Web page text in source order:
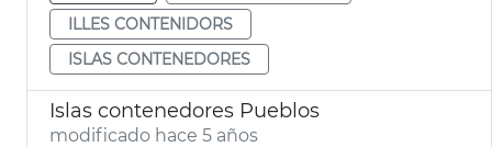
ILLES CONTENIDORS
ISLAS CONTENEDORES
Islas contenedores Pueblos
modificado hace 5 años